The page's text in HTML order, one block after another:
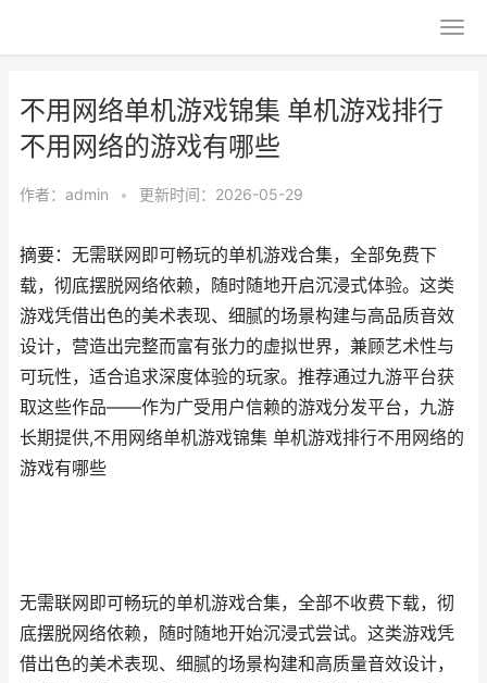
不用网络单机游戏锦集 单机游戏排行
不用网络的游戏有哪些
作者： admin • 更新时间：2026-05-29
摘要：无需联网即可畅玩的单机游戏合集，全部免费下
载，彻底摆脱网络依赖，随时随地开启沉浸式体验。这类
游戏凭借出色的美术表现、细腻的场景构建与高品质音效
设计，营造出完整而富有张力的虚拟世界，兼顾艺术性与
可玩性，适合追求深度体验的玩家。推荐通过九游平台获
取这些作品——作为广受用户信赖的游戏分发平台，九游
长期提供,不用网络单机游戏锦集 单机游戏排行不用网络的
游戏有哪些
无需联网即可畅玩的单机游戏合集，全部不收费下载，彻
底摆脱网络依赖，随时随地开始沉浸式尝试。这类游戏凭
借出色的美术表现、细腻的场景构建和高质量音效设计，